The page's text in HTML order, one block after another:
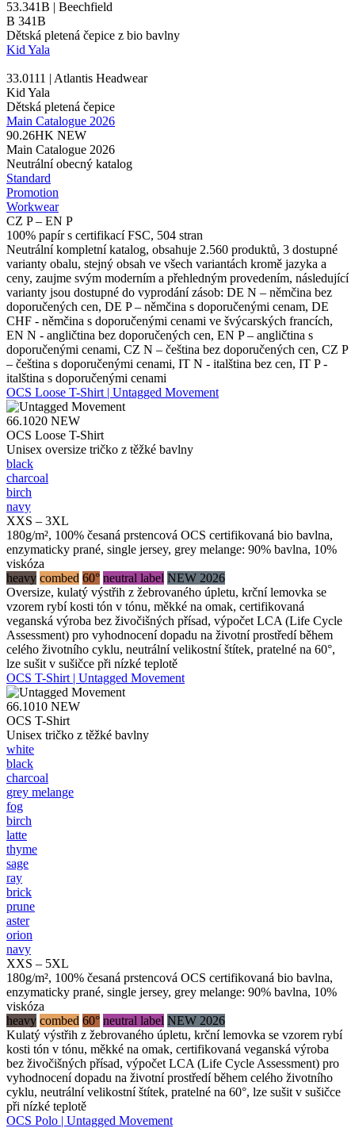
53.341B | Beechfield
B 341B
Dětská pletená čepice z bio bavlny
Kid Yala
33.0111 | Atlantis Headwear
Kid Yala
Dětská pletená čepice
Main Catalogue 2026
90.26HK NEW
Main Catalogue 2026
Neutrální obecný katalog
Standard
Promotion
Workwear
CZ P – EN P
100% papír s certifikací FSC, 504 stran
Neutrální kompletní katalog, obsahuje 2.560 produktů, 3 dostupné
varianty obalu, stejný obsah ve všech variantách kromě jazyka a
ceny, zaujme svým moderním a přehledným provedením, následující
varianty jsou dostupné do vyprodání zásob: DE N – němčina bez
doporučených cen, DE P – němčina s doporučenými cenam, DE
CHF - němčina s doporučenými cenami ve švýcarských francích,
EN N - angličtina bez doporučených cen, EN P – angličtina s
doporučenými cenami, CZ N – čeština bez doporučených cen, CZ P
– čeština s doporučenými cenami, IT N - italština bez cen, IT P -
italština s doporučenými cenami
OCS Loose T-Shirt | Untagged Movement
66.1020 NEW
OCS Loose T-Shirt
Unisex oversize tričko z těžké bavlny
black
charcoal
birch
navy
XXS – 3XL
180g/m², 100% česaná prstencová OCS certifikovaná bio bavlna,
enzymaticky prané, single jersey, grey melange: 90% bavlna, 10%
viskóza
heavy combed 60° neutral label NEW 2026
Oversize, kulatý výstřih z žebrovaného úpletu, krční lemovka se
vzorem rybí kosti tón v tónu, měkké na omak, certifikovaná
veganská výroba bez živočišných přísad, výpočet LCA (Life Cycle
Assessment) pro vyhodnocení dopadu na životní prostředí během
celého životního cyklu, neutrální velikostní štítek, pratelné na 60°,
lze sušit v sušičce při nízké teplotě
OCS T-Shirt | Untagged Movement
66.1010 NEW
OCS T-Shirt
Unisex tričko z těžké bavlny
white
black
charcoal
grey melange
fog
birch
latte
thyme
sage
ray
brick
prune
aster
orion
navy
XXS – 5XL
180g/m², 100% česaná prstencová OCS certifikovaná bio bavlna,
enzymaticky prané, single jersey, grey melange: 90% bavlna, 10%
viskóza
heavy combed 60° neutral label NEW 2026
Kulatý výstřih z žebrovaného úpletu, krční lemovka se vzorem rybí
kosti tón v tónu, měkké na omak, certifikovaná veganská výroba
bez živočišných přísad, výpočet LCA (Life Cycle Assessment) pro
vyhodnocení dopadu na životní prostředí během celého životního
cyklu, neutrální velikostní štítek, pratelné na 60°, lze sušit v sušičce
při nízké teplotě
OCS Polo | Untagged Movement